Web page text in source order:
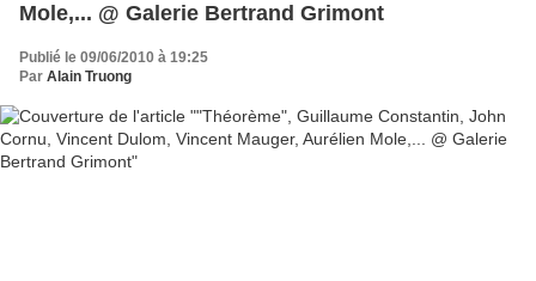
Mole,... @ Galerie Bertrand Grimont
Publié le 09/06/2010 à 19:25
Par Alain Truong